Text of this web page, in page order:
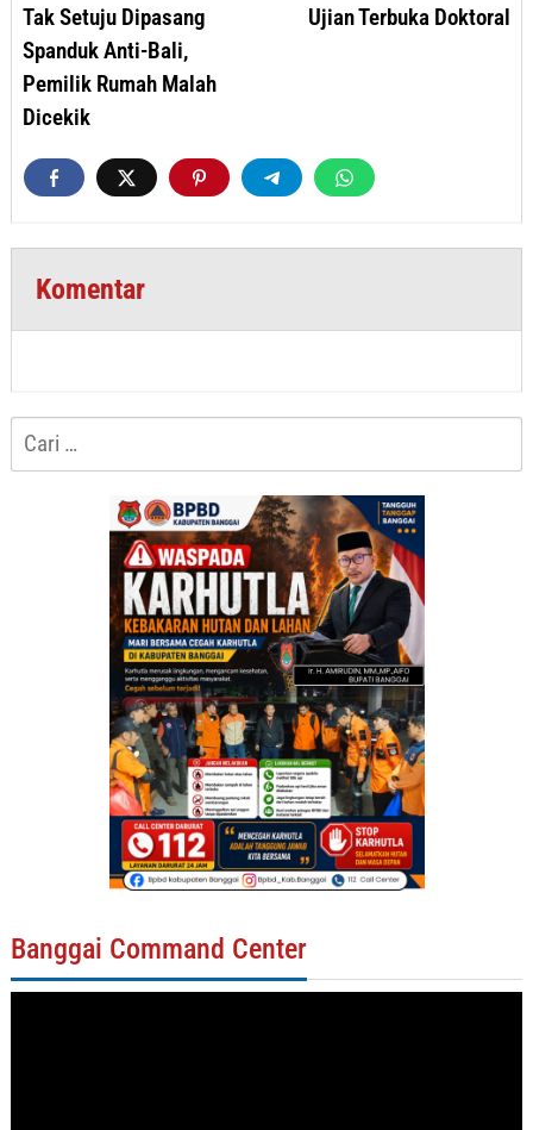
Tak Setuju Dipasang
Spanduk Anti-Bali,
Pemilik Rumah Malah
Dicekik
Ujian Terbuka Doktoral
Komentar
Cari
untuk:
Banggai Command Center